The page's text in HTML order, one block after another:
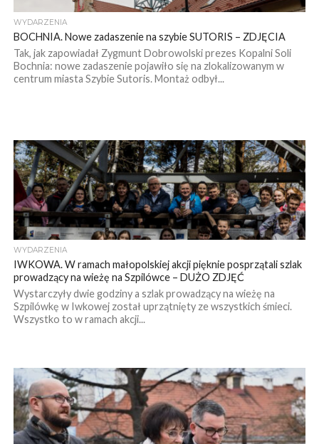
WYDARZENIA
BOCHNIA. Nowe zadaszenie na szybie SUTORIS – ZDJĘCIA
Tak, jak zapowiadał Zygmunt Dobrowolski prezes Kopalni Soli
Bochnia: nowe zadaszenie pojawiło się na zlokalizowanym w
centrum miasta Szybie Sutoris. Montaż odbył...
WYDARZENIA
IWKOWA. W ramach małopolskiej akcji pięknie posprzątali szlak
prowadzący na wieżę na Szpilówce – DUŻO ZDJĘĆ
Wystarczyły dwie godziny a szlak prowadzący na wieżę na
Szpilówkę w Iwkowej został uprzątnięty ze wszystkich śmieci.
Wszystko to w ramach akcji...